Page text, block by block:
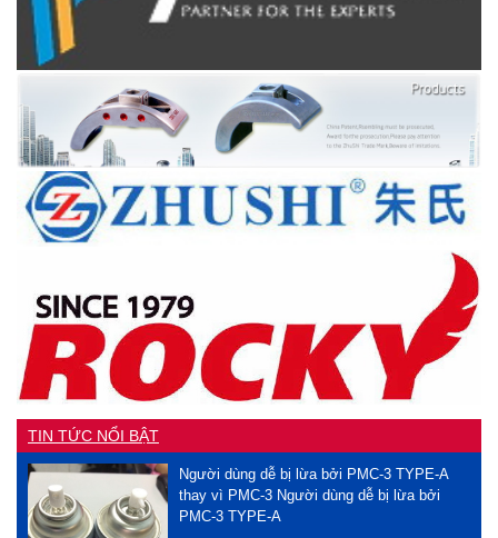
TIN TỨC NỔI BẬT
Người dùng dễ bị lừa bởi PMC-3 TYPE-A
thay vì PMC-3 Người dùng dễ bị lừa bởi
PMC-3 TYPE-A